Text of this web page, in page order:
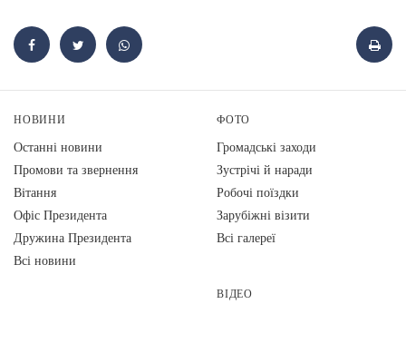
НОВИНИ
Останні новини
Промови та звернення
Вiтання
Офіс Президента
Дружина Президента
Всі новини
ФОТО
Громадські заходи
Зустрічі й наради
Робочі поїздки
Зарубіжні візити
Всі галереї
ВІДЕО